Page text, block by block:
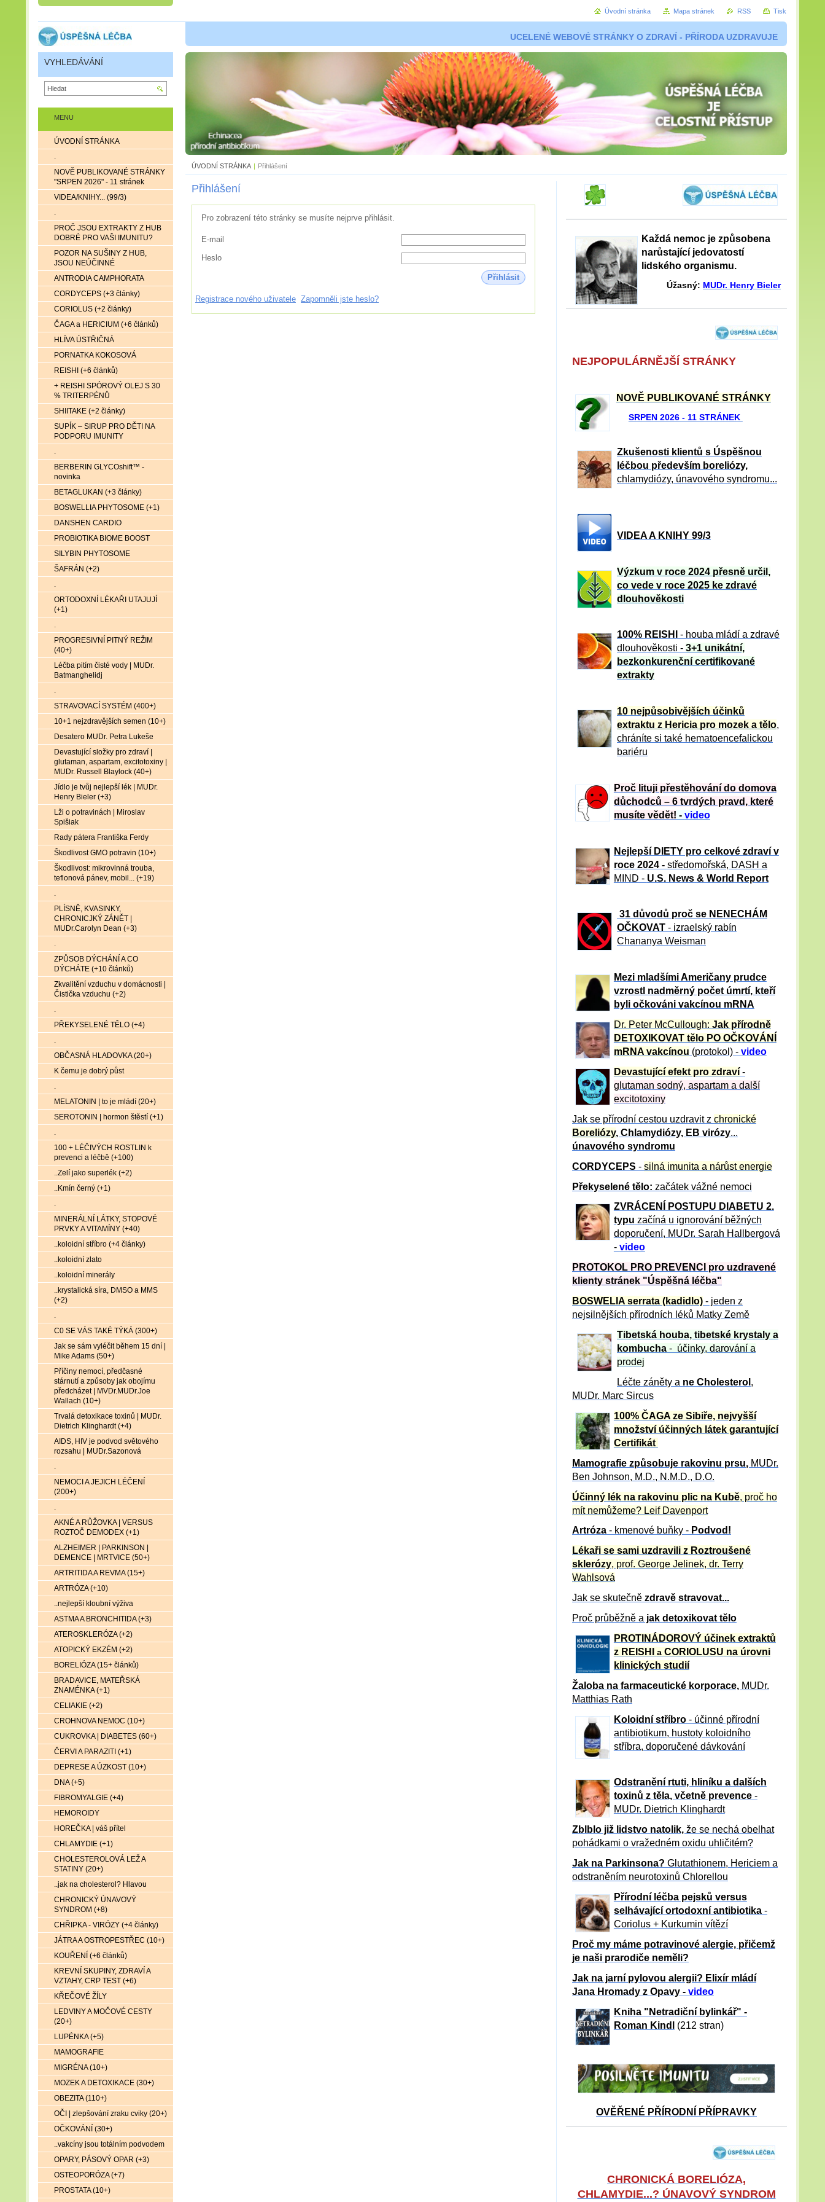
UCELENÉ WEBOVÉ STRÁNKY O ZDRAVÍ - PŘÍRODA UZDRAVUJE
ÚVODNÍ STRÁNKA | Přihlášení
Přihlášení
Pro zobrazení této stránky se musíte nejprve přihlásit.
E-mail
Heslo
Přihlásit
Registrace nového uživatele Zapomněli jste heslo?
Každá nemoc je způsobena
narůstající jedovatostí
lidského organismu.
Úžasný: MUDr. Henry Bieler
NEJPOPULÁRNĚJŠÍ STRÁNKY
NOVĚ PUBLIKOVANÉ STRÁNKY
SRPEN 2026 - 11 STRÁNEK
Zkušenosti klientů s Úspěšnou
léčbou především boreliózy,
chlamydiózy, únavového syndromu...
VIDEA A KNIHY 99/3
Výzkum v roce 2024 přesně určil,
co vede v roce 2025 ke zdravé
dlouhověkosti
100% REISHI
- houba mládí a zdravé
dlouhověkosti - 3+1 unikátní,
bezkonkurenční certifikované
extrakty
10 nejpůsobivějších účinků
extraktu z Hericia pro mozek a tělo,
chráníte si také hematoencefalickou
bariéru
Proč lituji přestěhování do domova
důchodců – 6 tvrdých pravd, které
musíte vědět! - video
Nejlepší DIETY pro celkové zdraví v
roce 2024 - středomořská, DASH a
MIND - U.S. News & World Report
31 důvod ů proč se NENECHÁM
OČKOVAT - izraelský rabín
Chananya Weisman
Mezi mladšími Američany prudce
vzrostl nadměrný počet úmrtí, kteří
byli očkováni vakcínou mRNA
Dr. Peter McCullough: Jak přírodně
DETOXIKOVAT tělo PO OČKOVÁNÍ
mRNA vakcínou (protokol) - video
Devastující efekt pro zdraví-
glutaman sodný, aspartam a další
excitotoxiny
Jak se přírodní cestou uzdravit z chronické
Boreliózy, Chlamydiózy, EB virózy...
únavového syndromu
CORDYCEPS - silná imunita a nárůst energie
Překyselené tělo: začátek vážné nemoci
ZVRÁCE NÍ POSTUPU DIABETU 2.
typu začíná u ignorování běžných
doporučení, MUDr. Sarah Hallbergová
- video
PROTOKOL PRO PREVENCI pro uzdravené
klienty stránek "Úspěšná léčba"
BOSWELIA serrata (kadidlo) - jeden z
nejsilnějších přírodních léků Matky Země
Tibetská houba, tibetské krystaly a
kombucha - účinky, darování a
prodej
Léčte záněty a ne Cholesterol ,
MUDr. Marc Sircus
100% ČAGA ze Sibiře, nejvyšší
množství účinných látek garantující
Certifikát
Mamografie způsobuje rakovinu prsu, MUDr.
Ben Johnson, M.D., N.M.D., D.O.
Účinný lék na rakovinu plic na Kubě, proč ho
mít nemůžeme? Leif Davenport
Artróza - kmenové buňky - Podvod!
Lékaři se sami uzdravili z Roztroušené
sklerózy, prof. George Jelinek, dr. Terry
Wahlsová
Jak se skutečně zdravě stravovat...
Proč průběžně a jak detoxikovat tělo
PROTINÁDOROVÝ účinek extraktů
z REISHI a CORIOLUSU na úrovni
klinických studií
Žaloba na farmaceutické korporace, MUDr.
Matthias Rath
Koloidní stříbro- účinné přírodní
antibiotikum, hustoty koloidního
stříbra, doporučené dávkování
Odstranění rtuti, hliníku a dalších
toxinů z těla, včetně prevence -
MUDr. Dietrich Klinghardt
Zblblo již lidstvo natolik, že se nechá obelhat
pohádkami o vražedném oxidu uhličitém?
Jak na Parkinsona? Glutathionem, Hericiem a
odstraněním neurotoxinů Chlorellou
Přírodní léčba pejsků versus
selhávající ortodoxní antibiotika -
Coriolus + Kurkumin vítězí
Proč my máme potravinové alergie, přičemž
je naši prarodiče neměli?
Jak na jarní pylovou alergii? Elixír mládí
Jana Hromady z Opavy - video
Kniha "Netradiční bylinkář" -
Roman Kindl
(212 stran)
OVĚŘENÉ PŘÍRODNÍ PŘÍPRAVKY
CHRONICKÁ BORELIÓZA,
CHLAMYDIE...? ÚNAVOVÝ SYNDROM
MENU
ÚVODNÍ STRÁNKA
.
NOVĚ PUBLIKOVANÉ STRÁNKY
"SRPEN 2026" - 11 stránek
VIDEA/KNIHY... (99/3)
.
PROČ JSOU EXTRAKTY Z HUB
DOBRÉ PRO VAŠI IMUNITU?
POZOR NA SUŠINY Z HUB,
JSOU NEÚČINNÉ
ANTRODIA CAMPHORATA
CORDYCEPS (+3 články)
CORIOLUS (+2 články)
ČAGA a HERICIUM (+6 článků)
HLÍVA ÚSTŘIČNÁ
PORNATKA KOKOSOVÁ
REISHI (+6 článků)
+ REISHI SPÓROVÝ OLEJ S 30
% TRITERPÉNŮ
SHIITAKE (+2 články)
SUPÍK – SIRUP PRO DĚTI NA
PODPORU IMUNITY
.
BERBERIN GLYCOshift™ -
novinka
BETAGLUKAN (+3 články)
BOSWELLIA PHYTOSOME (+1)
DANSHEN CARDIO
PROBIOTIKA BIOME BOOST
SILYBIN PHYTOSOME
ŠAFRÁN (+2)
.
ORTODOXNÍ LÉKAŘI UTAJUJÍ
(+1)
.
PROGRESIVNÍ PITNÝ REŽIM
(40+)
Léčba pitím čisté vody | MUDr.
Batmanghelidj
.
STRAVOVACÍ SYSTÉM (400+)
10+1 nejzdravějších semen (10+)
Desatero MUDr. Petra Lukeše
Devastující složky pro zdraví |
glutaman, aspartam, excitotoxiny |
MUDr. Russell Blaylock (40+)
Jídlo je tvůj nejlepší lék | MUDr.
Henry Bieler (+3)
Lži o potravinách | Miroslav
Spišiak
Rady pátera Františka Ferdy
Škodlivost GMO potravin (10+)
Škodlivost: mikrovlnná trouba,
teflonová pánev, mobil... (+19)
.
PLÍSNĚ, KVASINKY,
CHRONICJKÝ ZÁNĚT |
MUDr.Carolyn Dean (+3)
.
ZPŮSOB DÝCHÁNÍ A CO
DÝCHÁTE (+10 článků)
Zkvalitění vzduchu v domácnosti |
Čistička vzduchu (+2)
.
PŘEKYSELENÉ TĚLO (+4)
.
OBČASNÁ HLADOVKA (20+)
K čemu je dobrý půst
.
MELATONIN | to je mládí (20+)
SEROTONIN | hormon štěstí (+1)
.
100 + LÉČIVÝCH ROSTLIN k
prevenci a léčbě (+100)
..Zelí jako superlék (+2)
..Kmín černý (+1)
.
MINERÁLNÍ LÁTKY, STOPOVÉ
PRVKY A VITAMÍNY (+40)
..koloidní stříbro (+4 články)
..koloidní zlato
..koloidní minerály
..krystalická síra, DMSO a MMS
(+2)
.
C0 SE VÁS TAKÉ TÝKÁ (300+)
Jak se sám vyléčit během 15 dní |
Mike Adams (50+)
Příčiny nemocí, předčasné
stárnutí a způsoby jak obojímu
předcházet | MVDr.MUDr.Joe
Wallach (10+)
Trvalá detoxikace toxinů | MUDr.
Dietrich Klinghardt (+4)
AIDS, HIV je podvod světového
rozsahu | MUDr.Sazonová
.
NEMOCI A JEJICH LÉČENÍ
(200+)
.
AKNÉ A RŮŽOVKA | VERSUS
ROZTOČ DEMODEX (+1)
ALZHEIMER | PARKINSON |
DEMENCE | MRTVICE (50+)
ARTRITIDA A REVMA (15+)
ARTRÓZA (+10)
..nejlepší kloubní výživa
ASTMA A BRONCHITIDA (+3)
ATEROSKLERÓZA (+2)
ATOPICKÝ EKZÉM (+2)
BORELIÓZA (15+ článků)
BRADAVICE, MATEŘSKÁ
ZNAMÉNKA (+1)
CELIAKIE (+2)
CROHNOVA NEMOC (10+)
CUKROVKA | DIABETES (60+)
ČERVI A PARAZITI (+1)
DEPRESE A ÚZKOST (10+)
DNA (+5)
FIBROMYALGIE (+4)
HEMOROIDY
HOREČKA | váš přítel
CHLAMYDIE (+1)
CHOLESTEROLOVÁ LEŽ A
STATINY (20+)
..jak na cholesterol? Hlavou
CHRONICKÝ ÚNAVOVÝ
SYNDROM (+8)
CHŘIPKA - VIRÓZY (+4 články)
JÁTRA A OSTROPESTŘEC (10+)
KOUŘENÍ (+6 článků)
KREVNÍ SKUPINY, ZDRAVÍ A
VZTAHY, CRP TEST (+6)
KŘEČOVÉ ŽÍLY
LEDVINY A MOČOVÉ CESTY
(20+)
LUPÉNKA (+5)
MAMOGRAFIE
MIGRÉNA (10+)
MOZEK A DETOXIKACE (30+)
OBEZITA (110+)
OČI | zlepšování zraku cviky (20+)
OČKOVÁNÍ (30+)
..vakcíny jsou totálním podvodem
OPARY, PÁSOVÝ OPAR (+3)
OSTEOPORÓZA (+7)
PROSTATA (10+)
VYHLEDÁVÁNÍ
Úvodní stránka Mapa stránek RSS Tisk